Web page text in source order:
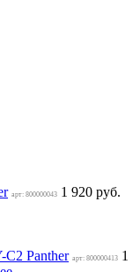
арт: 800000043 1 920 руб.
C2 Panther арт: 800000413 1